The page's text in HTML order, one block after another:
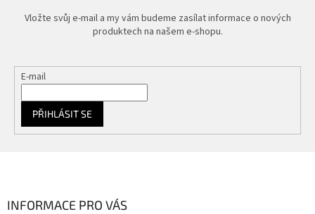
Vložte svůj e-mail a my vám budeme zasílat informace o nových
produktech na našem e-shopu.
E-mail
PŘIHLÁSIT SE
INFORMACE PRO VÁS